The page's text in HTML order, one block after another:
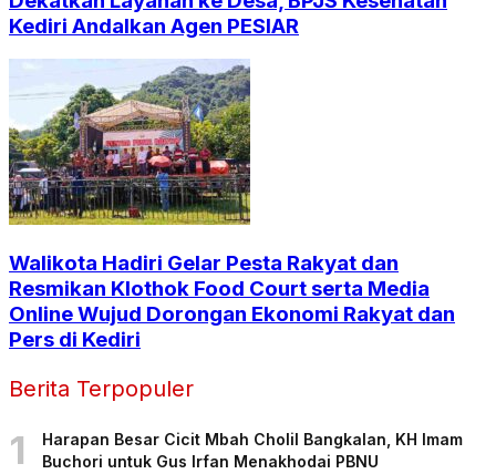
Kediri Andalkan Agen PESIAR
Walikota Hadiri Gelar Pesta Rakyat dan
Resmikan Klothok Food Court serta Media
Online Wujud Dorongan Ekonomi Rakyat dan
Pers di Kediri
Berita Terpopuler
1
Harapan Besar Cicit Mbah Cholil Bangkalan, KH Imam
Buchori untuk Gus Irfan Menakhodai PBNU